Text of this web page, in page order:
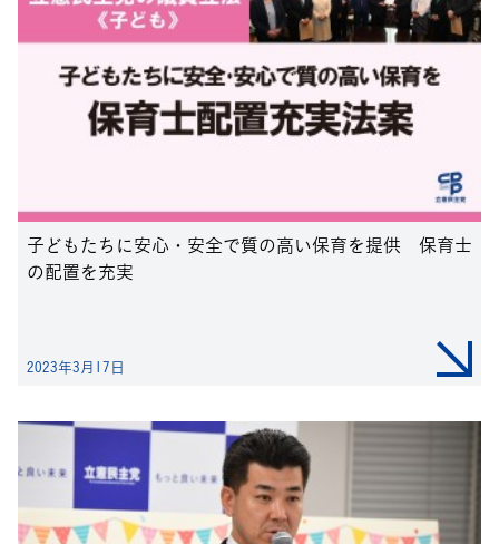
子どもたちに安心・安全で質の高い保育を提供 保育士
の配置を充実
2023年3月17日